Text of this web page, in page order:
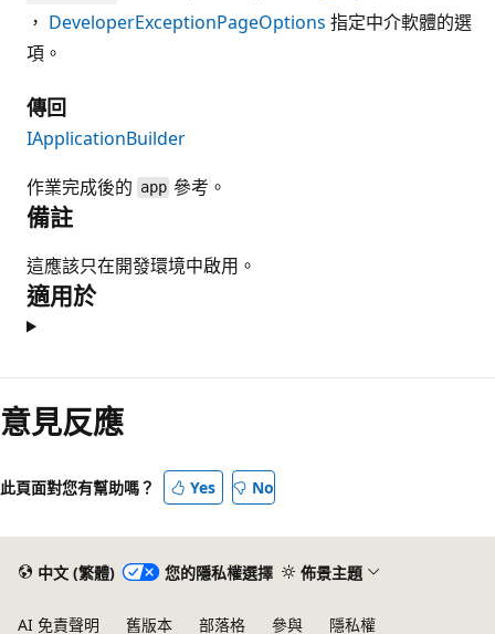
， DeveloperExceptionPageOptions 指定中介軟體的選
項。
傳回
IApplicationBuilder
作業完成後的 app 參考。
備註
這應該只在開發環境中啟用。
適用於
閱
讀
模
已
意見反應
此頁面對您有幫助嗎？ Yes No
中文 (繁體) 您的隱私權選擇 佈景主題
AI 免責聲明 舊版本 部落格 參與 隱私權